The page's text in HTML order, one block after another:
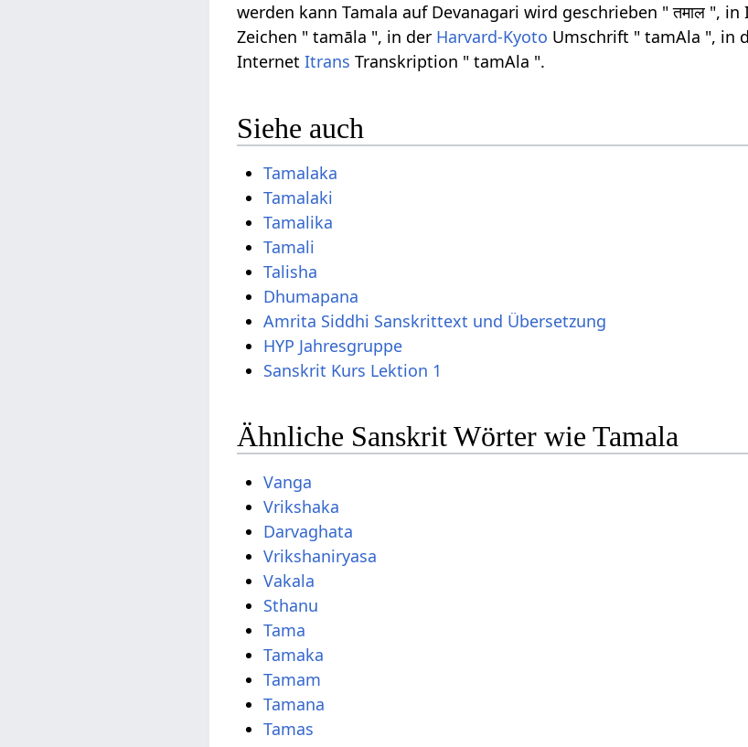
werden kann Tamala auf Devanagari wird geschrieben " तमाल ",
Zeichen " tamāla ", in der Harvard-Kyoto Umschrift " tamAla ", in
InternetItrans Transkription " tamAla ".
Siehe auch
Tamalaka
Tamalaki
Tamalika
Tamali
Talisha
Dhumapana
Amrita Siddhi Sanskrittext und Übersetzung
HYP Jahresgruppe
Sanskrit Kurs Lektion 1
Ähnliche Sanskrit Wörter wie Tamala
Vanga
Vrikshaka
Darvaghata
Vrikshaniryasa
Vakala
Sthanu
Tama
Tamaka
Tamam
Tamana
Tamas